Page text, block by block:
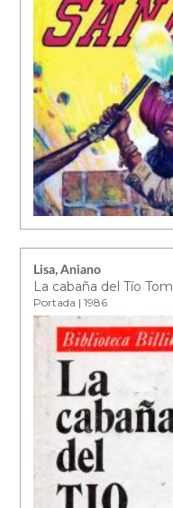
Lisa, Aniano
La cabaña del Tío Tom
Portada | 1986